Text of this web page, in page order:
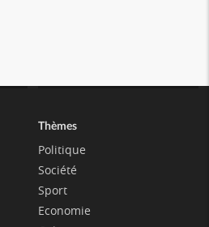
Thèmes
Politique
Société
Sport
Economie